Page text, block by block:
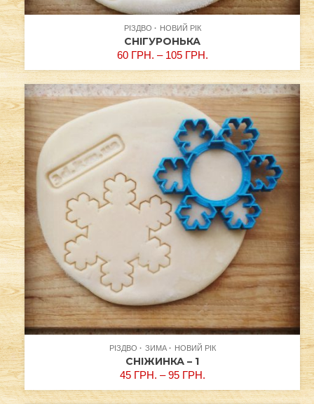
РІЗДВО НОВИЙ РІК
СНІГУРОНЬКА
60 ГРН. – 105 ГРН.
РІЗДВО ЗИМА НОВИЙ РІК
СНІЖИНКА – 1
45 ГРН. –95 ГРН.